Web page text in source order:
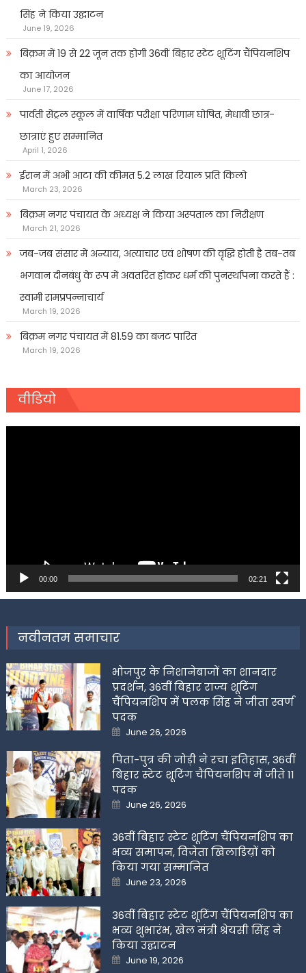
सिंह ने किया उद्घाटन
June 19, 2026
बिक्रम में 19 से 22 जून तक होगी 36वीं बिहार स्टेट शूटिंग चैंपियनशिप
का आयोजन
June 17, 2026
पार्वती सेंट्रल स्कूल में वार्षिक परीक्षा परिणाम घोषित, मेधावी छात्र-
छात्राएं हुए सम्मानित
April 1, 2026
ईरान में अभी आटा की कीमत 5.2 लाख रियाल प्रति किलो
March 23, 2026
बिक्रम नगर पंचायत के अध्यक्ष ने किया अस्पताल का निरीक्षण
March 21, 2026
जब-जब संसार में अन्याय, अत्याचार एवं शोषण की वृद्धि होती है तब-तब
भगवान दीनबंधु के रूप में अवतरित होकर धर्म की पुनर्स्थापना करते हैं :
स्वामी रामप्रपन्नाचार्य
March 19, 2026
बिक्रम नगर पंचायत में 81.59 का बजट पारित
March 19, 2026
वीडियो
00:00 02:21
नवीनतम समाचार
भोजपुर के निशानेबाजों का शानदार
प्रदर्शन, 36वीं बिहार राज्य शूटिंग
चैंपियनशिप में पलक सिंह ने जीता स्वर्ण
पदक
Posted
on
June 26, 2026
पिता-पुत्र की जोड़ी ने रचा इतिहास, 36वीं
बिहार स्टेट शूटिंग चैंपियनशिप में जीते 11
पदक
Posted
on
June 26, 2026
36वीं बिहार स्टेट शूटिंग चैंपियनशिप का
भव्य समापन, विजेता खिलाडिय़ों को
किया गया सम्मानित
Posted
on
June 23, 2026
36वीं बिहार स्टेट शूटिंग चैंपियनशिप का
भव्य शुभारंभ, खेल मंत्री श्रेयसी सिंह ने
किया उद्घाटन
Posted
on
June 19, 2026